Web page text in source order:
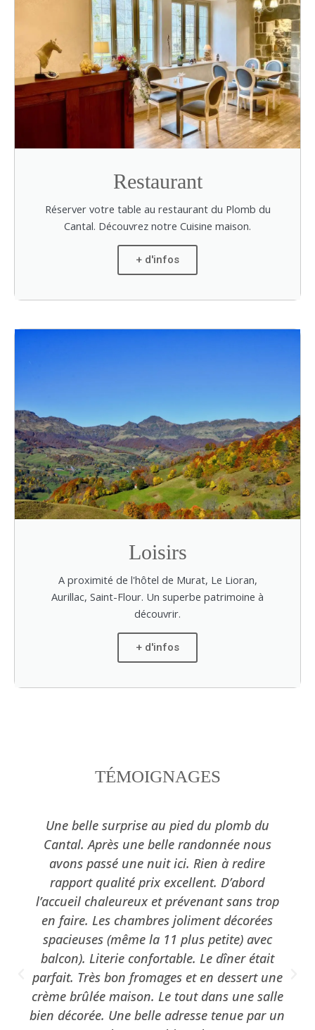
Restaurant
Réserver votre table au restaurant du Plomb du
Cantal. Découvrez notre Cuisine maison.
+ d'infos
Loisirs
A proximité de l'hôtel de Murat, Le Lioran,
Aurillac, Saint-Flour. Un superbe patrimoine à
découvrir.
+ d'infos
TÉMOIGNAGES
Nous venons de passer un week-end en
famille dans cet hôtel où nous étions tous au
même étage dans des chambres charmantes.
La propreté est là. Nous étions en demi
pension et avons très bien mangés . L'équipe
est au petit soin pour ses clients. Nous y
retourneront car l'adresse est bonne .
Pat